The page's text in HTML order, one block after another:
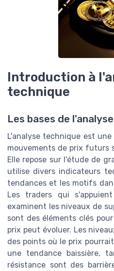
Introduction à
technique
Les bases de
L'analyse technique est
mouvements de prix futurs
Elle repose sur l'étude de
utilise divers indicateurs
tendances et les motifs
Les traders qui
examinent les niveaux de
sont des éléments clés
prix peut évoluer. Les
des points où le prix
une tendance baissière,
résistance sont des